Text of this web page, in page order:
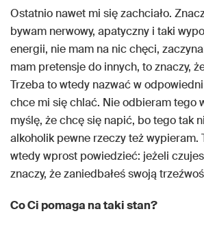
Ostatnio nawet mi się zachciało.
bywam nerwowy, apatyczny i taki
energii, nie mam na nic chęci,
mam pretensje do innych, to znaczy,
Trzeba to wtedy nazwać w
chce mi się chlać. Nie odbieram tego
myślę, że chcę się napić, bo tego tak
alkoholik pewne rzeczy też wypieram.
wtedy wprost powiedzieć: jeżeli
znaczy, że zaniedbałeś swoją
Co Ci pomaga na taki stan?